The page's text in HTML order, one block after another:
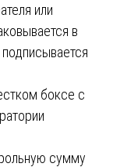
или
в
подписывается
боксе с
сумму